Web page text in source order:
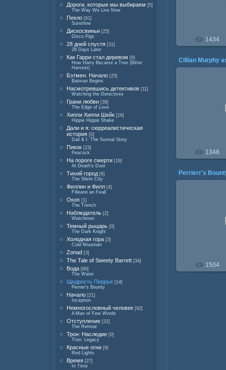
Дороги, которые мы выбираем [5]
The Way We Live Now
Пекло [61]
Sunshine
Дискосвиньи [25]
Disco Pigs
28 дней спустя [31]
28 Days Later
Как Гарри стал деревом [6]
How Harry Became a Tree (Bitter
Harvest)
Бэтмен. Начало [25]
Batman Begins
Насмотревшись детективов [11]
Watching the Detectives
Грани любви [38]
The Edge of Love
Хиппи Хиппи Шейк [16]
Hippie Hippie Shake
Дали и я: сюрреалистическая
история [0]
Dali & I: The Surreal Story
Пикок [23]
Peacock
На пороге смерти [19]
At Death's Door
Тихий город [6]
The Silent City
Филлин и Филл [4]
Filleann an Feall
Окоп [1]
The Trench
Наблюдатель [2]
Watchmen
Темный рыцарь [0]
The Dark Knight
Холодная гора [3]
Cold Mountain
Zonad [3]
The Tale of Sweety Barrett [34]
Вода [60]
The Water
Щедрость Перрье [14]
Perrier's Bounty
Начало [21]
Inception
Немногословный человек [92]
A Man of Few Words
Отступление [32]
The Retreat
Трон: Наследие [0]
Tron: Legacy
Красные огни [9]
Red Lights
Время [27]
In Time
1434
1348
Perrierr's
1504